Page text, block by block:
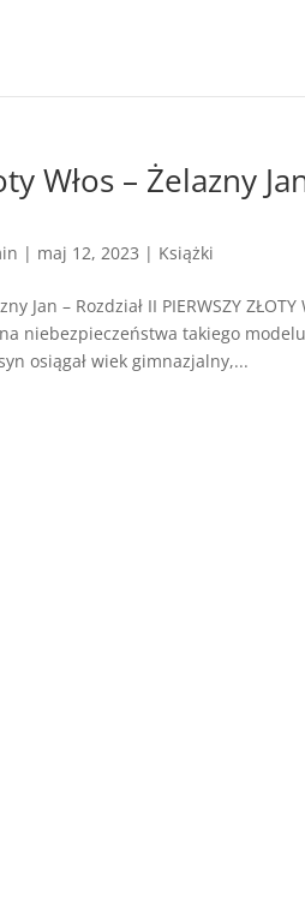
Włos – Żelazny
| maj 12, 2023 | Książki
Jan – Rozdział II PIERWSZY
niebezpieczeństwa takiego
osiągał wiek gimnazjalny,...